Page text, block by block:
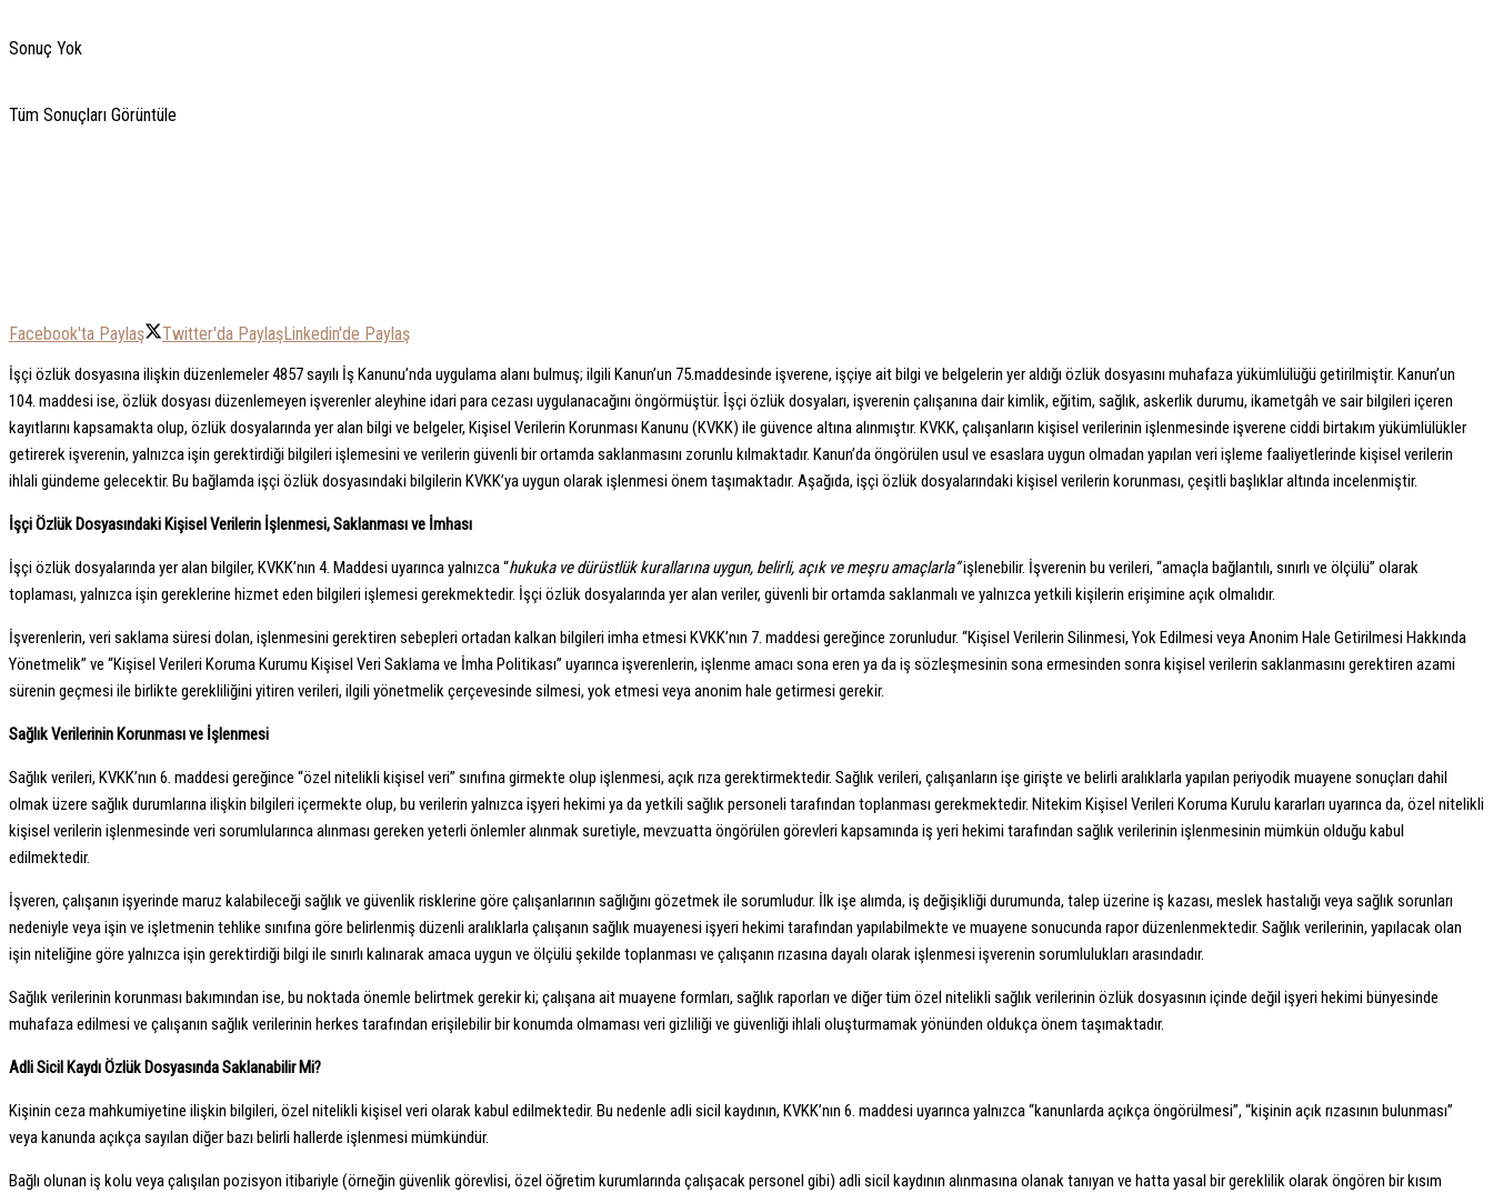
Sonuç Yok
Tüm Sonuçları Görüntüle
Facebook'ta Paylaş Twitter'da PaylaşLinkedin'de Paylaş
İşçi özlük dosyasına ilişkin düzenlemeler 4857 sayılı İş Kanunu’nda uygulama alanı bulmuş; ilgili Kanun’un 75.maddesinde işverene, işçiye ait bilgi ve belgelerin yer aldığı özlük dosyasını muhafaza yükümlülüğü getirilmiştir. Kanun’un
104. maddesi ise, özlük dosyası düzenlemeyen işverenler aleyhine idari para cezası uygulanacağını öngörmüştür. İşçi özlük dosyaları, işverenin çalışanına dair kimlik, eğitim, sağlık, askerlik durumu, ikametgâh ve sair bilgileri içeren
kayıtlarını kapsamakta olup, özlük dosyalarında yer alan bilgi ve belgeler, Kişisel Verilerin Korunması Kanunu (KVKK) ile güvence altına alınmıştır. KVKK, çalışanların kişisel verilerinin işlenmesinde işverene ciddi birtakım yükümlülükler
getirerek işverenin, yalnızca işin gerektirdiği bilgileri işlemesini ve verilerin güvenli bir ortamda saklanmasını zorunlu kılmaktadır. Kanun’da öngörülen usul ve esaslara uygun olmadan yapılan veri işleme faaliyetlerinde kişisel verilerin
ihlali gündeme gelecektir. Bu bağlamda işçi özlük dosyasındaki bilgilerin KVKK’ya uygun olarak işlenmesi önem taşımaktadır. Aşağıda, işçi özlük dosyalarındaki kişisel verilerin korunması, çeşitli başlıklar altında incelenmiştir.
İşçi Özlük Dosyasındaki Kişisel Verilerin İşlenmesi, Saklanması ve İmhası
İşçi özlük dosyalarında yer alan bilgiler, KVKK’nın 4. Maddesi uyarınca yalnızca “hukuka ve dürüstlük kurallarına uygun, belirli, açık ve meşru amaçlarla”işlenebilir. İşverenin bu verileri, “amaçla bağlantılı, sınırlı ve ölçülü” olarak
toplaması, yalnızca işin gereklerine hizmet eden bilgileri işlemesi gerekmektedir. İşçi özlük dosyalarında yer alan veriler, güvenli bir ortamda saklanmalı ve yalnızca yetkili kişilerin erişimine açık olmalıdır​.
İşverenlerin, veri saklama süresi dolan, işlenmesini gerektiren sebepleri ortadan kalkan bilgileri imha etmesi KVKK’nın 7. maddesi gereğince zorunludur. “Kişisel Verilerin Silinmesi, Yok Edilmesi veya Anonim Hale Getirilmesi Hakkında
Yönetmelik” ve “Kişisel Verileri Koruma Kurumu Kişisel Veri Saklama ve İmha Politikası” uyarınca işverenlerin, işlenme amacı sona eren ya da iş sözleşmesinin sona ermesinden sonra kişisel verilerin saklanmasını gerektiren azami
sürenin geçmesi ile birlikte gerekliliğini yitiren verileri, ilgili yönetmelik çerçevesinde silmesi, yok etmesi veya anonim hale getirmesi gerekir.
Sağlık Verilerinin Korunması ve İşlenmesi
Sağlık verileri, KVKK’nın 6. maddesi gereğince “özel nitelikli kişisel veri” sınıfına girmekte olup işlenmesi, açık rıza gerektirmektedir. Sağlık verileri, çalışanların işe girişte ve belirli aralıklarla yapılan periyodik muayene sonuçları dahil
olmak üzere sağlık durumlarına ilişkin bilgileri içermekte olup, bu verilerin yalnızca işyeri hekimi ya da yetkili sağlık personeli tarafından toplanması gerekmektedir. Nitekim Kişisel Verileri Koruma Kurulu kararları uyarınca da, özel nitelikli
kişisel verilerin işlenmesinde veri sorumlularınca alınması gereken yeterli önlemler alınmak suretiyle, mevzuatta öngörülen görevleri kapsamında iş yeri hekimi tarafından sağlık verilerinin işlenmesinin mümkün olduğu kabul
edilmektedir.
İşveren, çalışanın işyerinde maruz kalabileceği sağlık ve güvenlik risklerine göre çalışanlarının sağlığını gözetmek ile sorumludur. İlk işe alımda, iş değişikliği durumunda, talep üzerine iş kazası, meslek hastalığı veya sağlık sorunları
nedeniyle veya işin ve işletmenin tehlike sınıfına göre belirlenmiş düzenli aralıklarla çalışanın sağlık muayenesi işyeri hekimi tarafından yapılabilmekte ve muayene sonucunda rapor düzenlenmektedir. Sağlık verilerinin, yapılacak olan
işin niteliğine göre yalnızca işin gerektirdiği bilgi ile sınırlı kalınarak amaca uygun ve ölçülü şekilde toplanması ve çalışanın rızasına dayalı olarak işlenmesi işverenin sorumlulukları arasındadır.
Sağlık verilerinin korunması bakımından ise, bu noktada önemle belirtmek gerekir ki; çalışana ait muayene formları, sağlık raporları ve diğer tüm özel nitelikli sağlık verilerinin özlük dosyasının içinde değil işyeri hekimi bünyesinde
muhafaza edilmesi ve çalışanın sağlık verilerinin herkes tarafından erişilebilir bir konumda olmaması veri gizliliği ve güvenliği ihlali oluşturmamak yönünden oldukça önem taşımaktadır.
Adli Sicil Kaydı Özlük Dosyasında Saklanabilir Mi?
Kişinin ceza mahkumiyetine ilişkin bilgileri, özel nitelikli kişisel veri olarak kabul edilmektedir. Bu nedenle adli sicil kaydının, KVKK’nın 6. maddesi uyarınca yalnızca “kanunlarda açıkça öngörülmesi”, “kişinin açık rızasının bulunması”
veya kanunda açıkça sayılan diğer bazı belirli hallerde işlenmesi mümkündür.
Bağlı olunan iş kolu veya çalışılan pozisyon itibariyle (örneğin güvenlik görevlisi, özel öğretim kurumlarında çalışacak personel gibi) adli sicil kaydının alınmasına olanak tanıyan ve hatta yasal bir gereklilik olarak öngören bir kısım